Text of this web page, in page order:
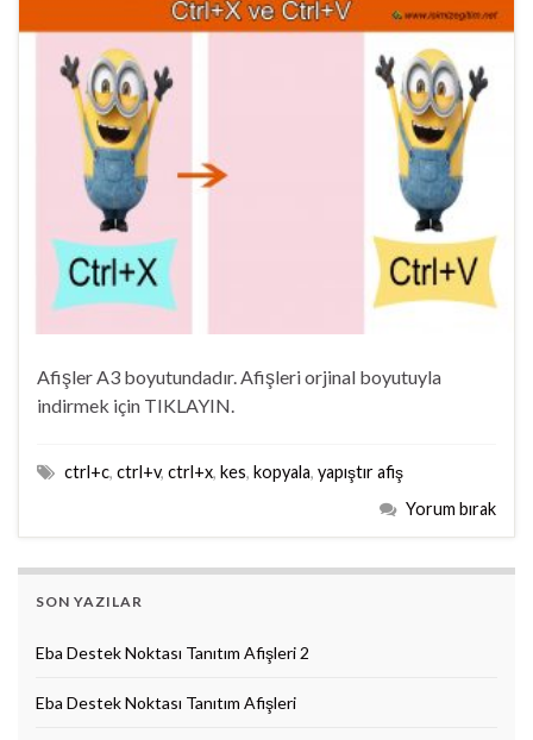
Afişler A3 boyutundadır. Afişleri orjinal boyutuyla
indirmek için TIKLAYIN.
ctrl+c, ctrl+v, ctrl+x, kes, kopyala, yapıştır afiş
Yorum bırak
SON YAZILAR
Eba Destek Noktası Tanıtım Afişleri 2
Eba Destek Noktası Tanıtım Afişleri